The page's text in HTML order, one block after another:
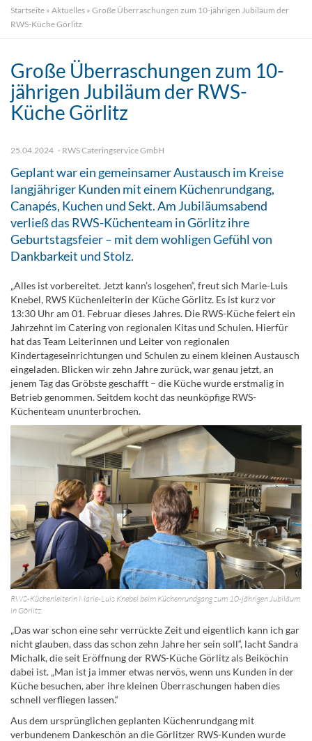
Startseite » Aktuelles » Große Überraschungen zum 10-jährigen Jubiläum der
RWS-Küche Görlitz
Große Überraschungen zum 10-
jährigen Jubiläum der RWS-
Küche Görlitz
25.04.2024 RWS Cateringservice GmbH
Geplant war ein gemeinsamer Austausch im Kreise
langjähriger Kunden mit einem Küchenrundgang,
Canapés, Kuchen und Sekt. Am Jubiläumsabend
verließ das RWS-Küchenteam in Görlitz ihre
Geburtstagsfeier – mit dem wohligen Gefühl von
Dankbarkeit und Stolz.
„Alles ist vorbereitet. Jetzt kann’s losgehen“, freut sich Marie-Luis
Knebel, RWS Küchenleiterin der Küche Görlitz. Es ist kurz vor
13:30 Uhr am 01. Februar dieses Jahres. Die RWS-Küche feiert ein
Jahrzehnt im Catering von regionalen Kitas und Schulen. Hierfür
hat das Team Leiterinnen und Leiter von regionalen
Kindertageseinrichtungen und Schulen zu einem kleinen Austausch
eingeladen. Blicken wir zehn Jahre zurück, war genau jetzt, an
jenem Tag das Gröbste geschafft – die Küche wurde erstmalig in
Betrieb genommen. Seitdem kocht das neunköpfige RWS-
Küchenteam ununterbrochen.
RWS-Küchenleiterin Marie-Luis Knebel beim Küchenrundgang zum 10-jährigen Jubiläum
in Görlitz.
„Das war schon eine sehr verrückte Zeit und eigentlich kann ich gar
nicht glauben, dass das schon zehn Jahre her sein soll“, lacht Sandra
Michalk, die seit Eröffnung der RWS-Küche Görlitz als Beiköchin
dabei ist. „Man ist ja immer etwas nervös, wenn uns Kunden in der
Küche besuchen, aber ihre kleinen Überraschungen haben dies
schnell verfliegen lassen.“
Aus dem ursprünglichen geplanten Küchenrundgang mit
verbundenem Dankeschön an die Görlitzer RWS-Kunden wurde